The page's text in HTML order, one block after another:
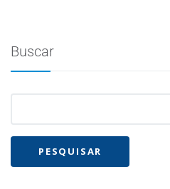
Buscar